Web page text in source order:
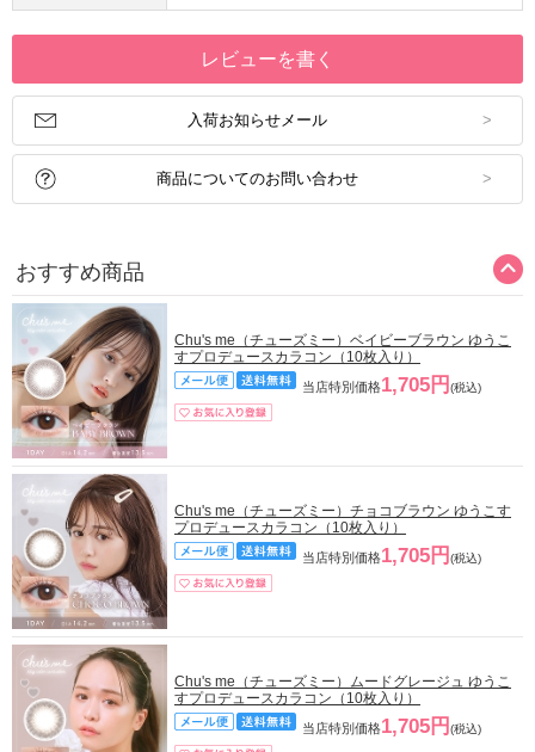
レビューを書く
入荷お知らせメール
商品についてのお問い合わせ
おすすめ商品
Chu's me（チューズミー）ベイビーブラウン ゆうこ
すプロデュースカラコン（10枚入り）
当店特別価格1,705円 (税込)
Chu's me（チューズミー）チョコブラウン ゆうこす
プロデュースカラコン（10枚入り）
当店特別価格1,705円 (税込)
Chu's me（チューズミー）ムードグレージュ ゆうこ
すプロデュースカラコン（10枚入り）
当店特別価格1,705円 (税込)